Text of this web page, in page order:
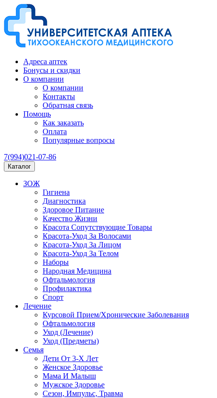
Адреса аптек
Бонусы и скидки
О компании
О компании
Контакты
Обратная связь
Помощь
Как заказать
Оплата
Популярные вопросы
7(994)021-07-86
Каталог
ЗОЖ
Гигиена
Диагностика
Здоровое Питание
Качество Жизни
Красота Сопутствующие Товары
Красота-Уход За Волосами
Красота-Уход За Лицом
Красота-Уход За Телом
Наборы
Народная Медицина
Офтальмология
Профилактика
Спорт
Лечение
Курсовой Прием/Хронические Заболевания
Офтальмология
Уход (Лечение)
Уход (Предметы)
Семья
Дети От 3-Х Лет
Женское Здоровье
Мама И Малыш
Мужское Здоровье
Сезон, Импульс, Травма